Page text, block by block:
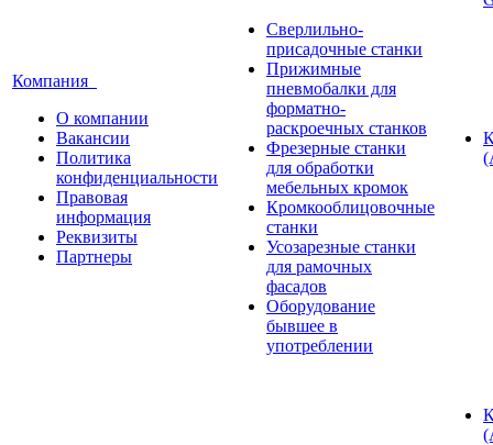
Компания
О компании
Вакансии
Политика
конфиденциальности
Правовая
информация
Реквизиты
Партнеры
Сверлильно-
присадочные станки
Прижимные
пневмобалки для
форматно-
раскроечных станков
Фрезерные станки
для обработки
мебельных кромок
Кромкооблицовочные
станки
Усозарезные станки
для рамочных
фасадов
Оборудование
бывшее в
употреблении